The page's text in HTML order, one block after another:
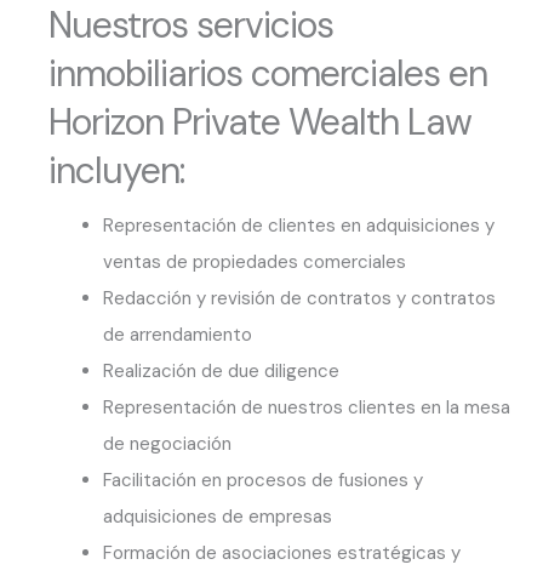
Nuestros servicios
inmobiliarios comerciales en
Horizon Private Wealth Law
incluyen:
Representación de clientes en adquisiciones y
ventas de propiedades comerciales
Redacción y revisión de contratos y contratos
de arrendamiento
Realización de due diligence
Representación de nuestros clientes en la mesa
de negociación
Facilitación en procesos de fusiones y
adquisiciones de empresas
Formación de asociaciones estratégicas y